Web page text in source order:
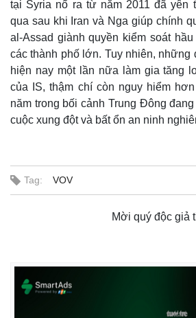
Kinh tế
Tiêu
tại Syria nổ ra từ năm 2011 đã yên
qua sau khi Iran và Nga giúp chính
al-Assad giành quyền kiểm soát
các thành phố lớn. Tuy nhiên, những
hiện nay một lần nữa làm gia tăng
của IS, thậm chí còn nguy hiểm
năm trong bối cảnh Trung Đông
cuộc xung đột và bất ổn an ninh
Tag: VOV
Mời quý độc giả